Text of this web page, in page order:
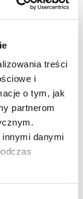
treści
i
o tym, jak
partnerom
danymi